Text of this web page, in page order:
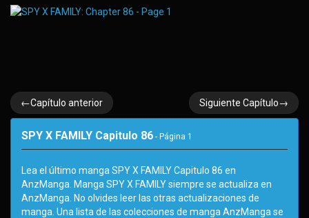
←Capítulo anterior Siguiente Capítulo→
SPY X FAMILY Capitulo 86 - Página 1
Lea el último manga SPY X FAMILY Capitulo 86 en
AnzManga. Manga SPY X FAMILY siempre se actualiza en
AnzManga. No olvides leer las otras actualizaciones de
manga. Una lista de las colecciones de manga AnzManga se